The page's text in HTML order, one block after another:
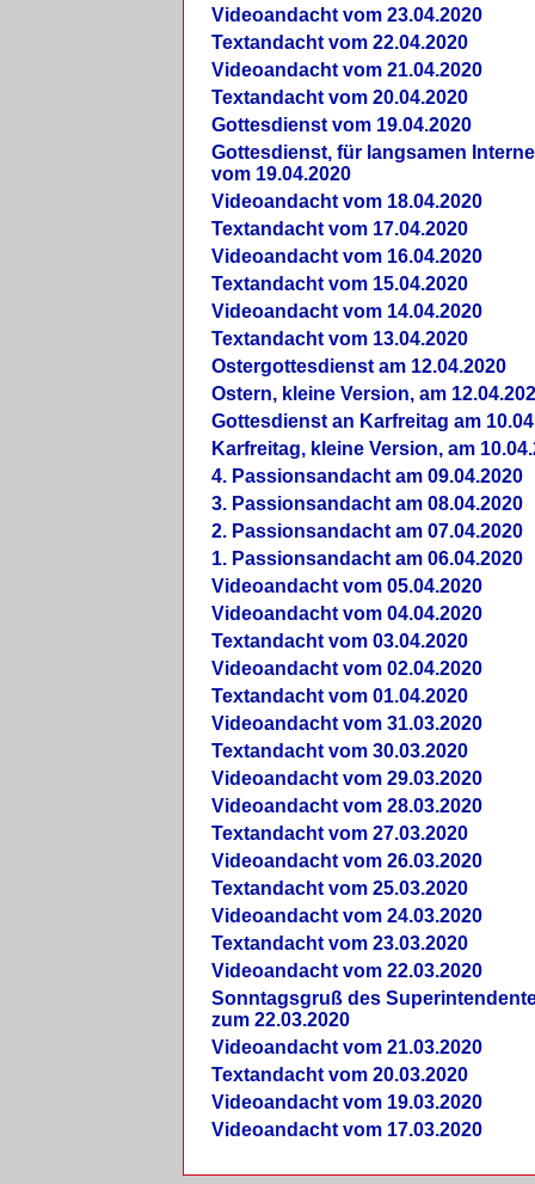
Videoandacht vom 23.04.2020
Textandacht vom 22.04.2020
Videoandacht vom 21.04.2020
Textandacht vom 20.04.2020
Gottesdienst vom 19.04.2020
Gottesdienst, für langsamen
vom 19.04.2020
Videoandacht vom 18.04.2020
Textandacht vom 17.04.2020
Videoandacht vom 16.04.2020
Textandacht vom 15.04.2020
Videoandacht vom 14.04.2020
Textandacht vom 13.04.2020
Ostergottesdienst am 12.04.2020
Ostern, kleine Version, am
Gottesdienst an Karfreitag am
Karfreitag, kleine Version, am
4. Passionsandacht am 09.04.2020
3. Passionsandacht am 08.04.2020
2. Passionsandacht am 07.04.2020
1. Passionsandacht am 06.04.2020
Videoandacht vom 05.04.2020
Videoandacht vom 04.04.2020
Textandacht vom 03.04.2020
Videoandacht vom 02.04.2020
Textandacht vom 01.04.2020
Videoandacht vom 31.03.2020
Textandacht vom 30.03.2020
Videoandacht vom 29.03.2020
Videoandacht vom 28.03.2020
Textandacht vom 27.03.2020
Videoandacht vom 26.03.2020
Textandacht vom 25.03.2020
Videoandacht vom 24.03.2020
Textandacht vom 23.03.2020
Videoandacht vom 22.03.2020
Sonntagsgruß des
zum 22.03.2020
Videoandacht vom 21.03.2020
Textandacht vom 20.03.2020
Videoandacht vom 19.03.2020
Videoandacht vom 17.03.2020